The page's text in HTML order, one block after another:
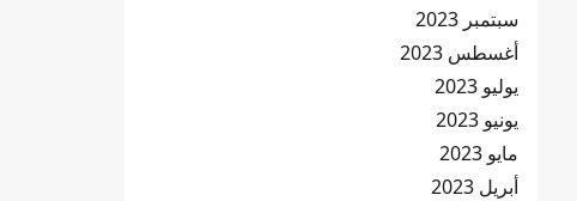
سبتمبر 2023
أغسطس 2023
يوليو 2023
يونيو 2023
مايو 2023
أبريل 2023